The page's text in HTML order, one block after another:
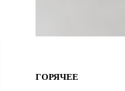
ГОРЯЧЕЕ